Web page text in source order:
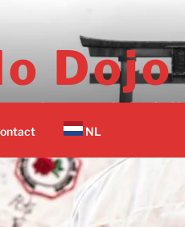
Dojo
vechtsport scholen in
NL